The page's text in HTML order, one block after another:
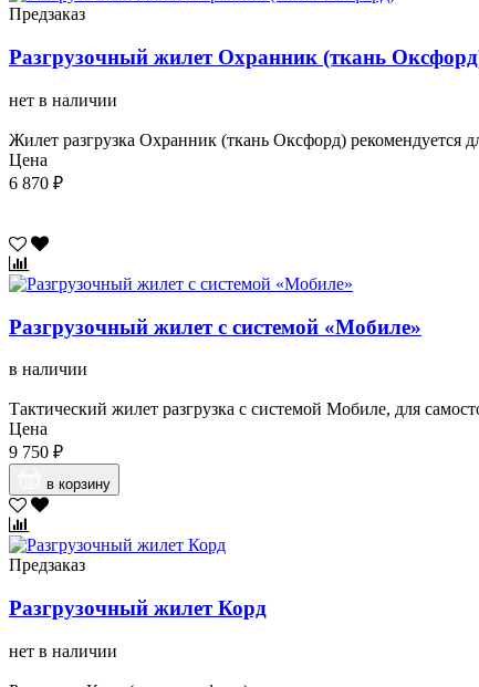
Предзаказ
Разгрузочный жилет Охранник (ткань
нет в наличии
Жилет разгрузка Охранник (ткань Оксфорд) рекомендуется
Цена
6 870 ₽
Разгрузочный жилет с системой «Мобиле»
в наличии
Тактический жилет разгрузка с системой Мобиле, для
Цена
9 750 ₽
в корзину
Предзаказ
Разгрузочный жилет Корд
нет в наличии